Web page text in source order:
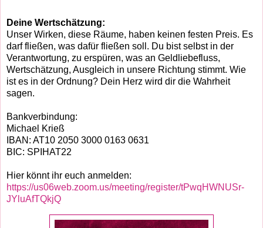
Deine Wertschätzung:
Unser Wirken, diese Räume, haben keinen festen Preis. Es
darf fließen, was dafür fließen soll. Du bist selbst in der
Verantwortung, zu erspüren, was an Geldliebefluss,
Wertschätzung, Ausgleich in unsere Richtung stimmt. Wie
ist es in der Ordnung? Dein Herz wird dir die Wahrheit
sagen.
Bankverbindung:
Michael Krieß
IBAN: AT10 2050 3000 0163 0631
BIC: SPIHAT22
Hier könnt ihr euch anmelden:
https://us06web.zoom.us/meeting/register/tPwqHWNUSr-
JYluAfTQkjQ